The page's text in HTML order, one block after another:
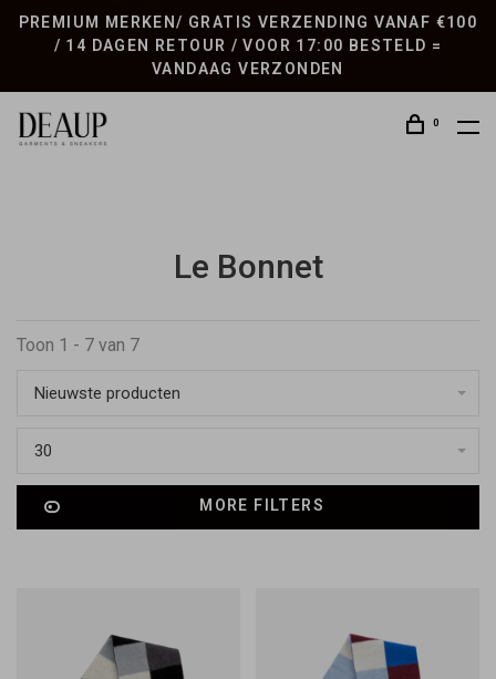
PREMIUM MERKEN/ GRATIS VERZENDING VANAF €100
/ 14 DAGEN RETOUR / VOOR 17:00 BESTELD =
VANDAAG VERZONDEN
0
Le Bonnet
Toon 1 - 7 van 7
Nieuwste producten
30
MORE FILTERS